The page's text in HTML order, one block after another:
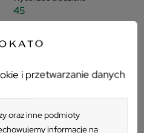
i przetwarzanie danych
oraz inne podmioty
informacje na
45